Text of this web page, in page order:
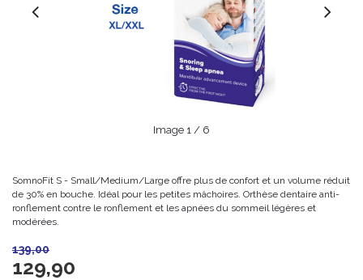
Image 1 / 6
SomnoFit S - Small/Medium/Large offre plus de confort et un volume réduit
de 30% en bouche. Idéal pour les petites mâchoires. Orthèse dentaire anti-
ronflement contre le ronflement et les apnées du sommeil légères et
modérées.
139,00
129,90